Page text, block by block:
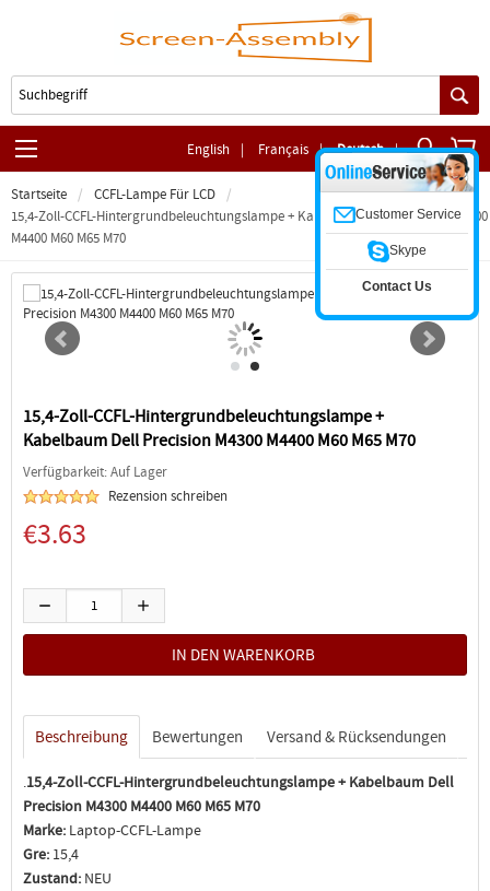
English | Français | Deutsch |
Startseite
CCFL-Lampe Für LCD
15,4-Zoll-CCFL-Hintergrundbeleuchtungslampe + Kabelbaum Dell Precision M4300
M4400 M60 M65 M70
15,4-Zoll-CCFL-Hintergrundbeleuchtungslampe +
Kabelbaum Dell Precision M4300 M4400 M60 M65 M70
Verfügbarkeit: Auf Lager
Rezension schreiben
€3.63
Beschreibung Bewertungen Versand & Rücksendungen
.15,4-Zoll-CCFL-Hintergrundbeleuchtungslampe + Kabelbaum Dell
Precision M4300 M4400 M60 M65 M70
Marke: Laptop-CCFL-Lampe
Gre: 15,4
Zustand: NEU
Customer Service
Skype
Contact Us